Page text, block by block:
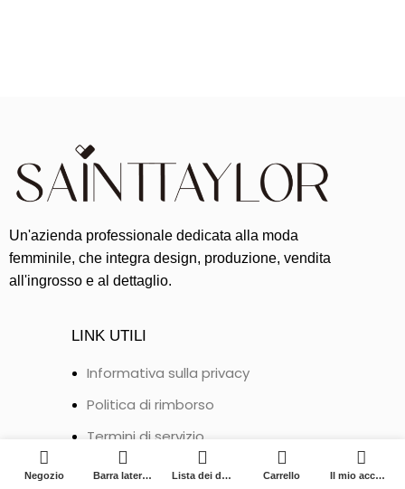
Un'azienda professionale dedicata alla moda
femminile, che integra design, produzione, vendita
all'ingrosso e al dettaglio.
LINK UTILI
Informativa sulla privacy
Politica di rimborso
Termini di servizio
Metodi di pagamento
Negozio Barra laterale Lista dei desideri Carrello Il mio account